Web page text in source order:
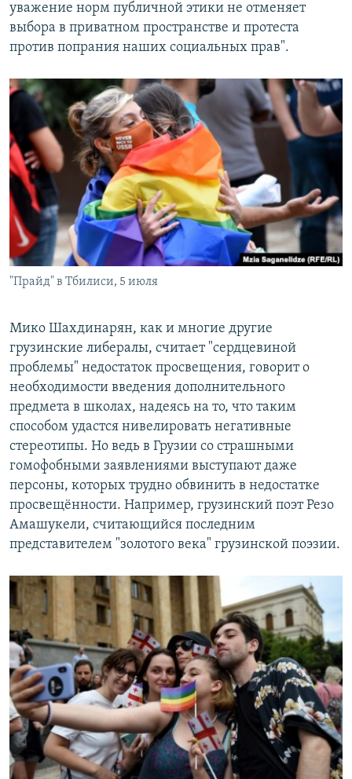
уважение норм публичной этики не отменяет
выбора в приватном пространстве и протеста
против попрания наших социальных прав".
"Прайд" в Тбилиси, 5 июля
Мико Шахдинарян, как и многие другие
грузинские либералы, считает "сердцевиной
проблемы" недостаток просвещения, говорит о
необходимости введения дополнительного
предмета в школах, надеясь на то, что таким
способом удастся нивелировать негативные
стереотипы. Но ведь в Грузии со страшными
гомофобными заявлениями выступают даже
персоны, которых трудно обвинить в недостатке
просвещённости. Например, грузинский поэт Резо
Амашукели, считающийся последним
представителем "золотого века" грузинской поэзии.